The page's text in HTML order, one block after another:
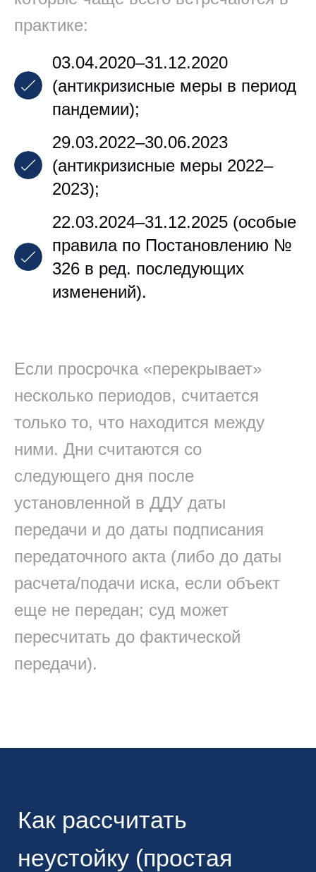
практике:
03.04.2020–31.12.2020
(антикризисные меры в период
пандемии);
29.03.2022–30.06.2023
(антикризисные меры 2022–
2023);
22.03.2024–31.12.2025 (особые
правила по Постановлению №
326 в ред. последующих
изменений).
Если просрочка «перекрывает»
несколько периодов, считается
только то, что находится между
ними. Дни считаются со
следующего дня после
установленной в ДДУ даты
передачи и до даты подписания
передаточного акта (либо до даты
расчета/подачи иска, если объект
еще не передан; суд может
пересчитать до фактической
передачи).
Как рассчитать
неустойку (простая